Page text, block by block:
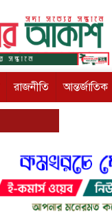
রাজনীতি আন্তর্জাতিক